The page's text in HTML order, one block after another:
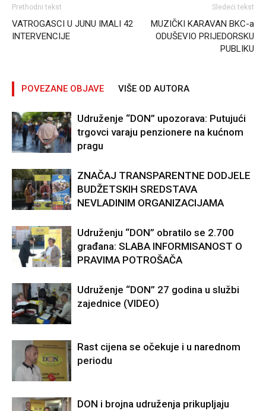
Prethodni tekst
VATROGASCI U JUNU IMALI 42
INTERVENCIJE
Sledeći tekst
MUZIČKI KARAVAN BKC-a
ODUŠEVIO PRIJEDORSKU
PUBLIKU
POVEZANE OBJAVE VIŠE OD AUTORA
Udruženje “DON” upozorava: Putujući
trgovci varaju penzionere na kućnom
pragu
ZNAČAJ TRANSPARENTNE DODJELE
BUDŽETSKIH SREDSTAVA
NEVLADINIM ORGANIZACIJAMA
Udruženju “DON” obratilo se 2.700
građana: SLABA INFORMISANOST O
PRAVIMA POTROŠAČA
Udruženje “DON” 27 godina u službi
zajednice (VIDEO)
Rast cijena se očekuje i u narednom
periodu
DON i brojna udruženja prikupljaju